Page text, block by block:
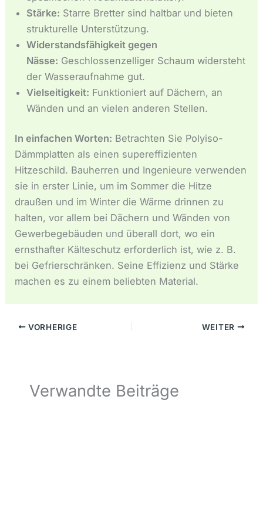
Stärke: Starre Bretter sind haltbar und bieten
strukturelle Unterstützung.
Widerstandsfähigkeit gegen
Nässe: Geschlossenzelliger Schaum widersteht
der Wasseraufnahme gut.
Vielseitigkeit: Funktioniert auf Dächern, an
Wänden und an vielen anderen Stellen.
In einfachen Worten: Betrachten Sie Polyiso-
Dämmplatten als einen supereffizienten
Hitzeschild. Bauherren und Ingenieure verwenden
sie in erster Linie, um im Sommer die Hitze
draußen und im Winter die Wärme drinnen zu
halten, vor allem bei Dächern und Wänden von
Gewerbegebäuden und überall dort, wo ein
ernsthafter Kälteschutz erforderlich ist, wie z. B.
bei Gefrierschränken. Seine Effizienz und Stärke
machen es zu einem beliebten Material.
VORHERIGE WEITER
Verwandte Beiträge